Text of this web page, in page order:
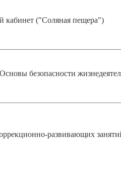
кабинет ("Соляная пещера")
безопасности
развивающих